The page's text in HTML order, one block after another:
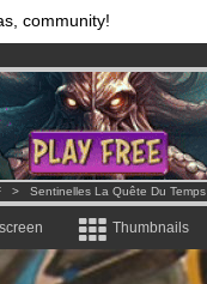
community!
comics & mangas!.
per month !Get membership
> Sentinelles La Quête Du Temps
Thumbnails